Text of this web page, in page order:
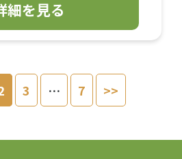
細を見る
3 … 7 >>